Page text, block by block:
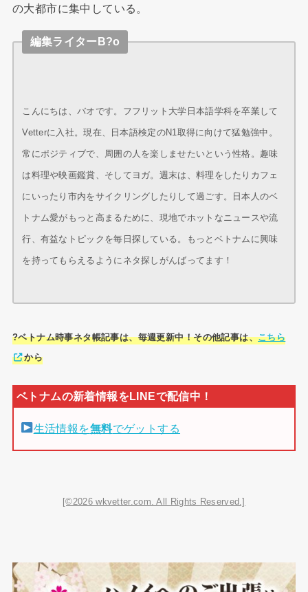
の大都市に集中している。
編集ライターB?o
こんにちは、バオです。フフリット大学日本語学科を卒業して
Vetterに入社。現在、日本語検定のN1取得に向けて猛勉強中。
常にポジティブで、周囲の人を楽しませたいという性格。趣味
は料理や映画鑑賞、そしてヨガ。週末は、料理をしたりカフェ
にいったり市内をサイクリングしたりして過ごす。日本人のベ
トナム愛がもっと高まるために、現地でホットなニュースや流
行、有益なトピックを毎日探している。もっとベトナムに興味
を持ってもらえるようにネタ探しがんばってます！
?ベトナム時事ネタ帳記事は、毎週更新中！その他記事は、こちら
から
生活情報を無料でゲットする
[©2026 wkvetter.com. All Rights Reserved.]